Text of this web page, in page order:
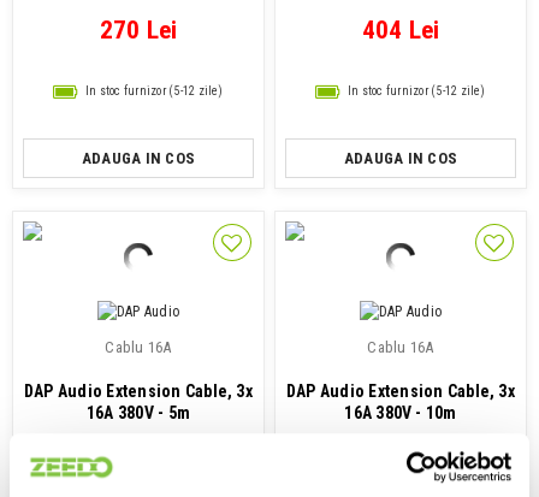
270 Lei
In stoc furnizor (5-12 zile)
ADAUGA IN COS
404 Lei
In stoc furnizor (5-12 zile)
ADAUGA IN COS
Cablu 16A
DAP Audio Extension Cable, 3x
16A 380V - 5m
575 Lei
Cablu 16A
DAP Audio Extension Cable, 3x
16A 380V - 10m
839 Lei